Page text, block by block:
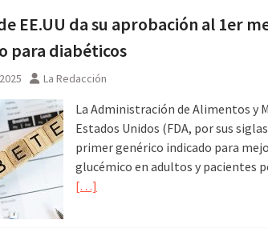
EE.UU da su aprobación al 1er
para diabéticos
La Redacción
La Administración de Alimentos y
Estados Unidos (FDA, por sus
primer genérico indicado para
glucémico en adultos y pacientes
[…]